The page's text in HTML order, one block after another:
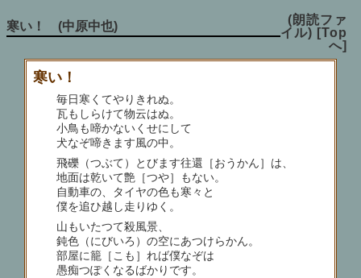
寒い！ (中原中也)
(朗読ファ
イル) [Top
へ]
寒い！
毎日寒くてやりきれぬ。
瓦もしらけて物云はぬ。
小鳥も啼かないくせにして
犬なぞ啼きます風の中。
飛礫（つぶて）とびます往還［おうかん］は、
地面は乾いて艶［つや］もない。
自動車の、タイヤの色も寒々と
僕を追ひ越し走りゆく。
山もいたつて殺風景、
鈍色（にびいろ）の空にあつけらかん。
部屋に籠［こも］れば僕なぞは
愚痴つぽくなるばかりです。